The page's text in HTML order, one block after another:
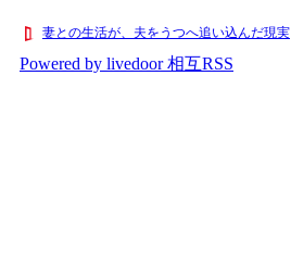
妻との生活が、夫をうつへ追い込んだ現実
Powered by livedoor 相互RSS